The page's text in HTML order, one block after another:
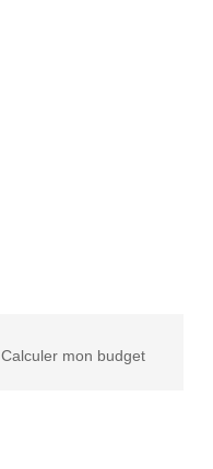
Calculer mon budget